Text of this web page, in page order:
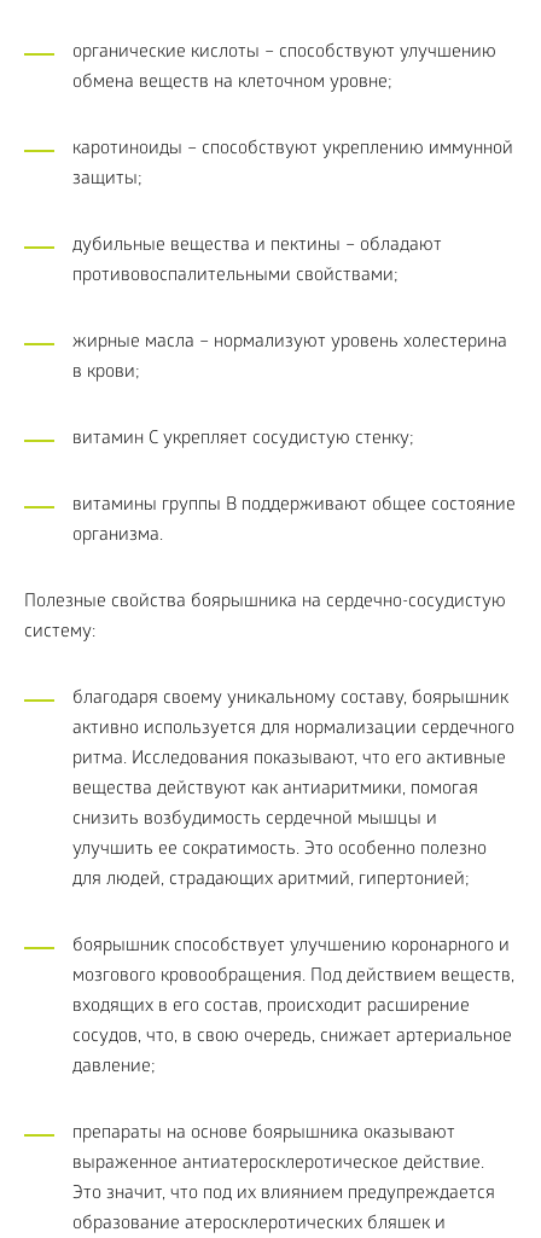
органические кислоты – способствуют улучшению
обмена веществ на клеточном уровне;
каротиноиды – способствуют укреплению иммунной
защиты;
дубильные вещества и пектины – обладают
противовоспалительными свойствами;
жирные масла – нормализуют уровень холестерина
в крови;
витамин C укрепляет сосудистую стенку;
витамины группы B поддерживают общее состояние
организма.
Полезные свойства боярышника на сердечно-сосудистую
систему:
благодаря своему уникальному составу, боярышник
активно используется для нормализации сердечного
ритма. Исследования показывают, что его активные
вещества действуют как антиаритмики, помогая
снизить возбудимость сердечной мышцы и
улучшить ее сократимость. Это особенно полезно
для людей, страдающих аритмий, гипертонией;
боярышник способствует улучшению коронарного и
мозгового кровообращения. Под действием веществ,
входящих в его состав, происходит расширение
сосудов, что, в свою очередь, снижает артериальное
давление;
препараты на основе боярышника оказывают
выраженное антиатеросклеротическое действие.
Это значит, что под их влиянием предупреждается
образование атеросклеротических бляшек и